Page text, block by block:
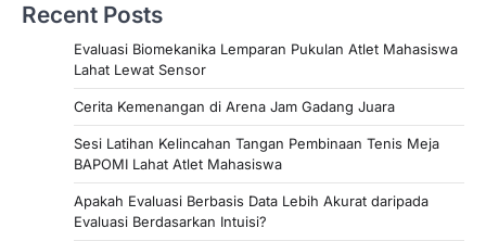
Recent Posts
Evaluasi Biomekanika Lemparan Pukulan Atlet Mahasiswa
Lahat Lewat Sensor
Cerita Kemenangan di Arena Jam Gadang Juara
Sesi Latihan Kelincahan Tangan Pembinaan Tenis Meja
BAPOMI Lahat Atlet Mahasiswa
Apakah Evaluasi Berbasis Data Lebih Akurat daripada
Evaluasi Berdasarkan Intuisi?